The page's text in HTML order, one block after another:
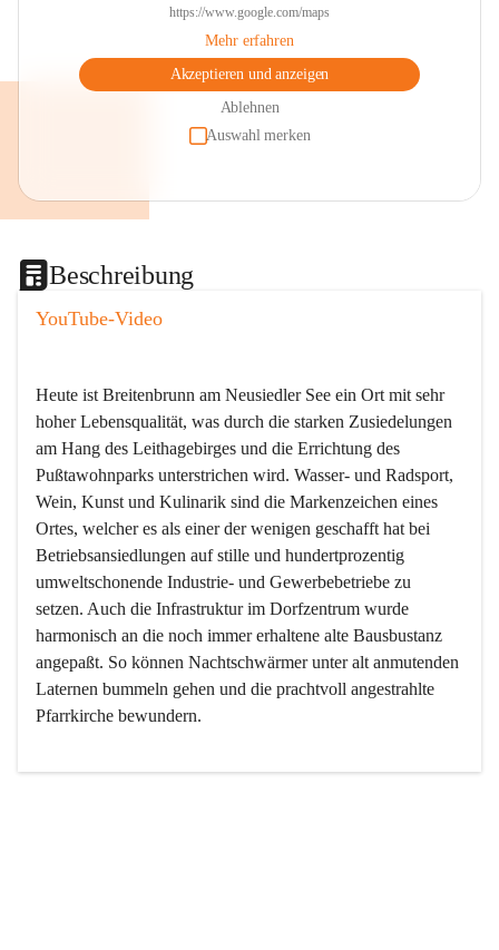
https://www.google.com/maps
Mehr erfahren
Akzeptieren und anzeigen
Ablehnen
Auswahl merken
Beschreibung
YouTube-Video
Heute ist Breitenbrunn am Neusiedler See ein Ort mit sehr
hoher Lebensqualität, was durch die starken Zusiedelungen
am Hang des Leithagebirges und die Errichtung des
Pußtawohnparks unterstrichen wird. Wasser- und Radsport,
Wein, Kunst und Kulinarik sind die Markenzeichen eines
Ortes, welcher es als einer der wenigen geschafft hat bei
Betriebsansiedlungen auf stille und hundertprozentig
umweltschonende Industrie- und Gewerbebetriebe zu
setzen. Auch die Infrastruktur im Dorfzentrum wurde
harmonisch an die noch immer erhaltene alte Bausbustanz
angepaßt. So können Nachtschwärmer unter alt anmutenden
Laternen bummeln gehen und die prachtvoll angestrahlte
Pfarrkirche bewundern.
Der Weinbau dominert heute nicht mehr, ist aber integrativer